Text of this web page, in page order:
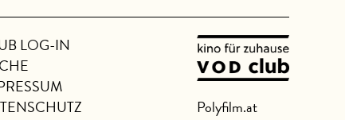
LOG-IN
Polyfilm.at